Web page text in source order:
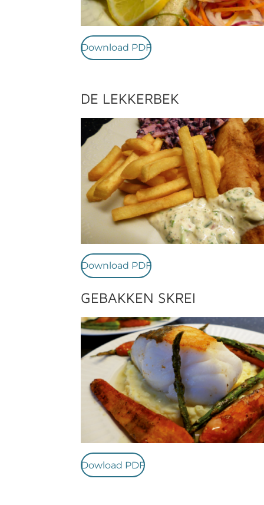
Download PDF
DE LEKKERBEK
Download PDF
GEBAKKEN SKREI
Dowload PDF